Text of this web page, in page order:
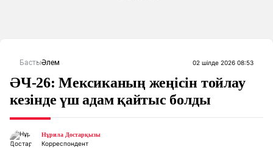
БастыӘлем 02 шілде 2026 08:53
ӘЧ-26: Мексиканың жеңісін тойлау
кезінде үш адам қайтыс болды
Нұрила Достарқызы
Корреспондент